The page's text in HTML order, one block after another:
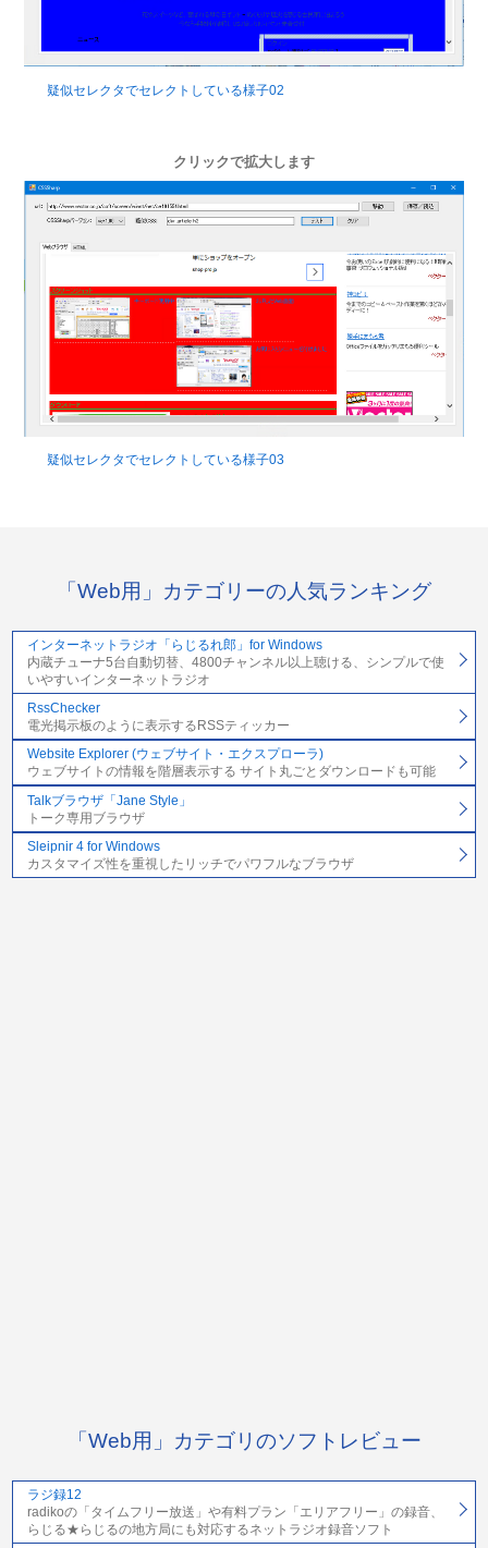
疑似セレクタでセレクトしている様子02
クリックで拡大します
疑似セレクタでセレクトしている様子03
「Web用」カテゴリーの人気ランキング
インターネットラジオ「らじるれ郎」for Windows
内蔵チューナ5台自動切替、4800チャンネル以上聴ける、シンプルで使
いやすいインターネットラジオ
RssChecker
電光掲示板のように表示するRSSティッカー
Website Explorer (ウェブサイト・エクスプローラ)
ウェブサイトの情報を階層表示する サイト丸ごとダウンロードも可能
Talkブラウザ「Jane Style」
トーク専用ブラウザ
Sleipnir 4 for Windows
カスタマイズ性を重視したリッチでパワフルなブラウザ
「Web用」カテゴリのソフトレビュー
ラジ録12
radikoの「タイムフリー放送」や有料プラン「エリアフリー」の録音、
らじる★らじるの地方局にも対応するネットラジオ録音ソフト